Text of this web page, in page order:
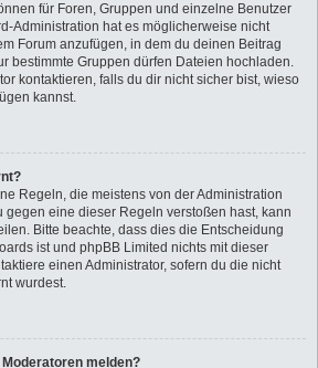
für Foren, Gruppen und einzelne Benutzer
Administration hat es möglicherweise nicht
Forum anzufügen, in dem du deinen Beitrag
bestimmte Gruppen dürfen Dateien hochladen.
kontaktieren, falls du dir nicht sicher bist, wieso
kannst.
Regeln, die meistens von der Administration
gegen eine dieser Regeln verstoßen hast, kann
Bitte beachte, dass dies die Entscheidung
ist und phpBB Limited nichts mit dieser
einen Administrator, sofern du die nicht
wurdest.
melden?